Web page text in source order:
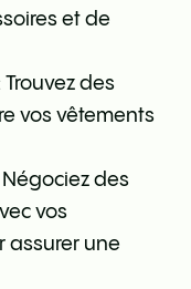
et de
des
vos vêtements
des
vos
assurer une